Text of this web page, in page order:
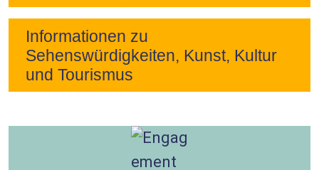
Informationen zu
Sehenswürdigkeiten, Kunst, Kultur
und Tourismus